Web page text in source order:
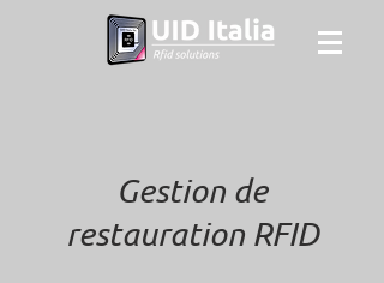
Gestion de
restauration RFID